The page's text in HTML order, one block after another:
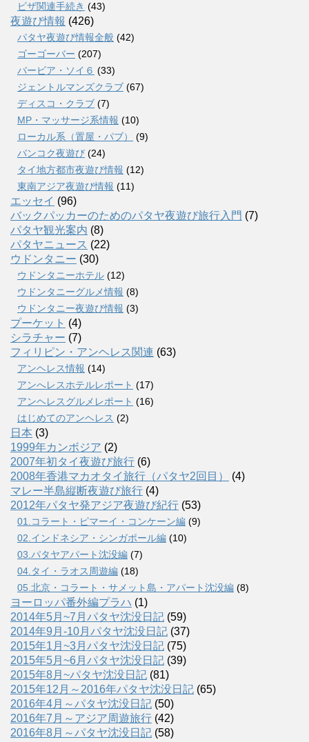
ビザ関連手続き (43)
夜遊び情報 (426)
パタヤ夜遊び情報全般 (42)
ゴーゴーバー (207)
バービア・ソイ６ (33)
ジェントルマンズクラブ (67)
ディスコ・クラブ (7)
MP・マッサージ系情報 (10)
ローカル系（置屋・パブ）
(9)
バンコク夜遊び (24)
タイ地方都市夜遊び情報 (12)
東南アジア夜遊び情報 (11)
エッセイ (96)
バックパッカーのためのパタヤ夜遊び旅行入門 (7)
パタヤ観光案内 (8)
パタヤニュース (22)
ウドンタニー (30)
ウドンタニーホテル (12)
ウドンタニーグルメ情報 (8)
ウドンタニー夜遊び情報 (3)
プーケット (4)
シラチャー (7)
フィリピン・アンヘレス関連 (63)
アンヘレス情報 (14)
アンへレスホテルレポート (17)
アンヘレスグルメレポート (16)
はじめてのアンヘレス (2)
日本 (3)
1999年カンボジア (2)
2007年初タイ夜遊び旅行 (6)
2008年香港マカオタイ旅行（パタヤ2回目）
(4)
マレー半島縦断夜遊び旅行 (4)
2012年パタヤ発アジア夜遊び紀行 (53)
01.コラート・ピマーイ・コンケーン編 (9)
02.インドネシア・シンガポール編 (10)
03.パタヤアパート沈没編 (7)
04.タイ・ラオス周遊編 (18)
05.北京・コラート・サメット島・アパート沈没編 (8)
ヨーロッパ番外編プラハ (1)
2014年5月~7月パタヤ沈没日記 (59)
2014年9月-10月パタヤ沈没日記 (37)
2015年1月~3月パタヤ沈没日記 (75)
2015年5月~6月パタヤ沈没日記 (39)
2015年8月~パタヤ沈没日記 (81)
2015年12月～2016年パタヤ沈没日記 (65)
2016年4月～パタヤ沈没日記 (50)
2016年7月～アジア周遊旅行 (42)
2016年8月～パタヤ沈没日記 (58)